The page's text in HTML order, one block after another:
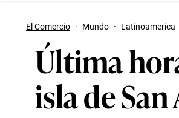
El Comercio · Mundo · Latinoamerica
Última
isla de